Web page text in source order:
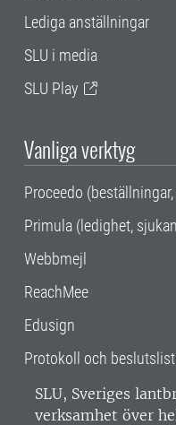
Lediga anställningar
SLU i media
SLU Play
Vanliga verktyg
Proceedo
Primula (ledighet,
Webbmejl
ReachMee
Edusign
Protokoll och
SLU, Sveriges
verksamhet över